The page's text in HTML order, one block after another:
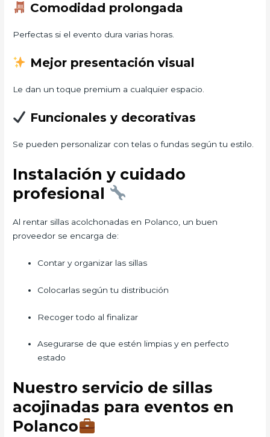
Comodidad prolongada
Perfectas si el evento dura varias horas.
Mejor presentación visual
Le dan un toque premium a cualquier espacio.
Funcionales y decorativas
Se pueden personalizar con telas o fundas según tu estilo.
Instalación y cuidado
profesional
Al rentar sillas acolchonadas en Polanco, un buen
proveedor se encarga de:
Contar y organizar las sillas
Colocarlas según tu distribución
Recoger todo al finalizar
Asegurarse de que estén limpias y en perfecto
estado
Nuestro servicio de sillas
acojinadas para eventos en
Polanco